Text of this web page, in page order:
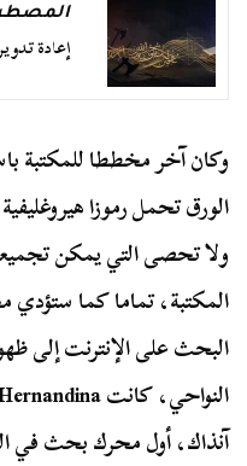
إعادة
وكان آخر مخططا للمكتبة
الورق تحمل رموزا
ولا تحصى التي يمكن
المكتبة، تماما كما
البحث على الإنترنت إلى
آنذاك، أول محرك بحث في